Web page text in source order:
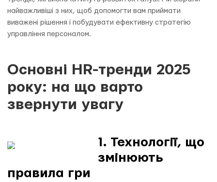
найважливіші з них, щоб допомогти вам приймати
виважені рішення і побудувати ефективну стратегію
управління персоналом.
Основні HR-тренди 2025
року: на що варто
звернути увагу
1. Технології, що
змінюють
правила гри